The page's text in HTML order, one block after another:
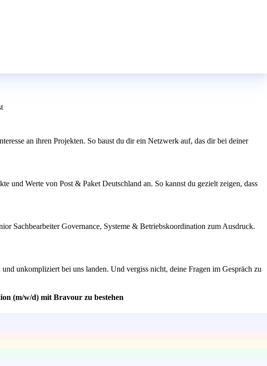
an ihren Projekten. So baust du dir ein Netzwerk auf, das dir bei deiner
und Werte von Post & Paket Deutschland an. So kannst du gezielt zeigen, dass
Sachbearbeiter Governance, Systeme & Betriebskoordination zum Ausdruck.
unkompliziert bei uns landen. Und vergiss nicht, deine Fragen im Gespräch zu
(m/w/d) mit Bravour zu bestehen